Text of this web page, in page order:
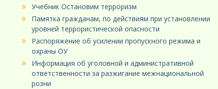
Учебник Остановим терроризм
Памятка гражданам, по действиям при установлении
уровней террористической опасности
Распоряжение об усилении пропускного режима и
охраны ОУ
Информация об уголовной и административной
ответственности за разжигание межнациональной
розни